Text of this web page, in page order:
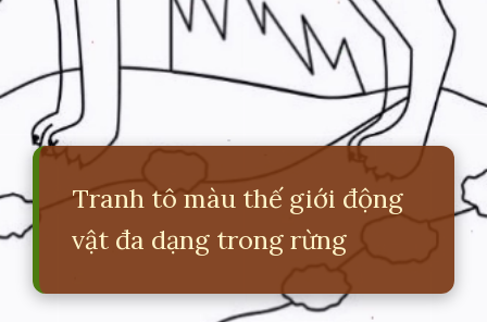
Tranh tô màu thế giới động
vật đa dạng trong rừng